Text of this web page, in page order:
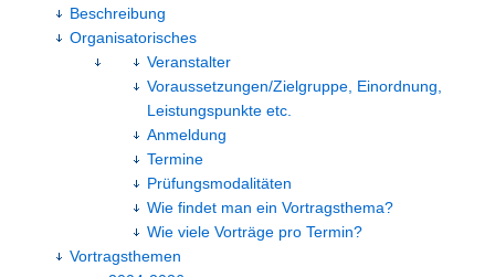
Beschreibung
Organisatorisches
Veranstalter
Voraussetzungen/Zielgruppe, Einordnung,
Leistungspunkte etc.
Anmeldung
Termine
Prüfungsmodalitäten
Wie findet man ein Vortragsthema?
Wie viele Vorträge pro Termin?
Vortragsthemen